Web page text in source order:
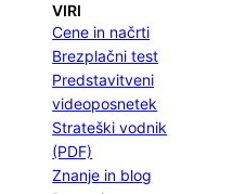
VIRI
Cene in načrti
Brezplačni test
Predstavitveni
videoposnetek
Strateški vodnik
(PDF)
Znanje in blog